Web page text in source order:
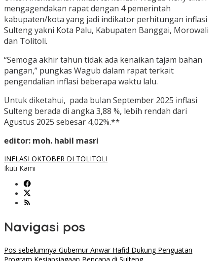
mengagendakan rapat dengan 4 pemerintah
kabupaten/kota yang jadi indikator perhitungan inflasi
Sulteng yakni Kota Palu, Kabupaten Banggai, Morowali
dan Tolitoli.
“Semoga akhir tahun tidak ada kenaikan tajam bahan
pangan,” pungkas Wagub dalam rapat terkait
pengendalian inflasi beberapa waktu lalu.
Untuk diketahui, pada bulan September 2025 inflasi
Sulteng berada di angka 3,88 %, lebih rendah dari
Agustus 2025 sebesar 4,02%.**
editor: moh. habil masri
INFLASI OKTOBER DI TOLITOLI
Ikuti Kami
Navigasi pos
Pos sebelumnya Gubernur Anwar Hafid Dukung Penguatan